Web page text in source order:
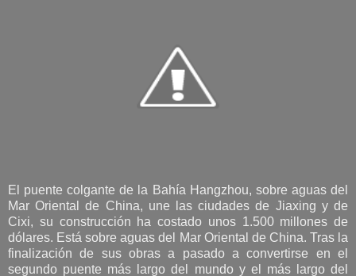
El puente colgante de la Bahía Hangzhou, sobre aguas del
Mar Oriental de China, une las ciudades de Jiaxing y de
Cixi, su construcción ha costado unos 1.500 millones de
dólares. Está sobre aguas del Mar Oriental de China. Tras la
finalización de sus obras a pasado a convertirse en el
segundo puente más largo del mundo y el más largo del